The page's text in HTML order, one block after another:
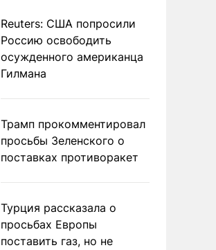
Reuters: США попросили
Россию освободить
осужденного американца
Гилмана
Трамп прокомментировал
просьбы Зеленского о
поставках противоракет
Турция рассказала о
просьбах Европы
поставить газ, но не